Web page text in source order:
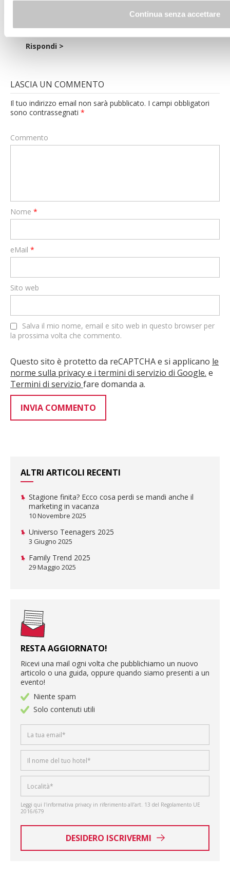
Continua senza accettare
direttamente. Di solito punteggi alti corrispondono ad
un’ottima organizzazione interna.
Rispondi >
LASCIA UN COMMENTO
Il tuo indirizzo email non sarà pubblicato. I campi obbligatori
sono contrassegnati *
Commento
Nome *
eMail *
Sito web
Salva il mio nome, email e sito web in questo browser per
la prossima volta che commento.
Questo sito è protetto da reCAPTCHA e si applicano le
norme sulla privacy e i termini di servizio di Google. e
Termini di servizio fare domanda a.
ALTRI ARTICOLI RECENTI
Stagione finita? Ecco cosa perdi se mandi anche il
marketing in vacanza
10 Novembre 2025
Universo Teenagers 2025
3 Giugno 2025
Family Trend 2025
29 Maggio 2025
RESTA AGGIORNATO!
Ricevi una mail ogni volta che pubblichiamo un nuovo
articolo o una guida, oppure quando siamo presenti a un
evento!
Niente spam
Solo contenuti utili
Leggi qui l'informativa privacy in riferimento all’art. 13 del Regolamento UE
2016/679
DESIDERO ISCRIVERMI